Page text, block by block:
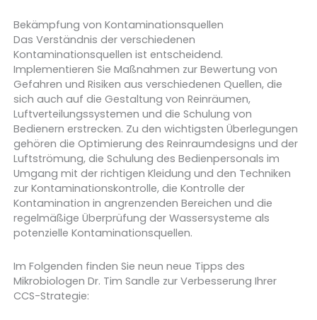
Bekämpfung von Kontaminationsquellen
Das Verständnis der verschiedenen
Kontaminationsquellen ist entscheidend.
Implementieren Sie Maßnahmen zur Bewertung von
Gefahren und Risiken aus verschiedenen Quellen, die
sich auch auf die Gestaltung von Reinräumen,
Luftverteilungssystemen und die Schulung von
Bedienern erstrecken. Zu den wichtigsten Überlegungen
gehören die Optimierung des Reinraumdesigns und der
Luftströmung, die Schulung des Bedienpersonals im
Umgang mit der richtigen Kleidung und den Techniken
zur Kontaminationskontrolle, die Kontrolle der
Kontamination in angrenzenden Bereichen und die
regelmäßige Überprüfung der Wassersysteme als
potenzielle Kontaminationsquellen.
Im Folgenden finden Sie neun neue Tipps des
Mikrobiologen Dr. Tim Sandle zur Verbesserung Ihrer
CCS-Strategie: